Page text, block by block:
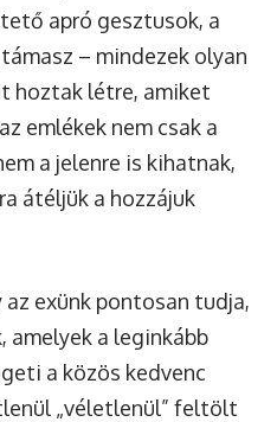
apró gesztusok, a
– mindezek olyan
hoztak létre, amiket
emlékek nem csak a
a jelenre is kihatnak,
átéljük a hozzájuk
exünk pontosan tudja,
amelyek a leginkább
a közös kedvenc
„véletlenül” feltölt